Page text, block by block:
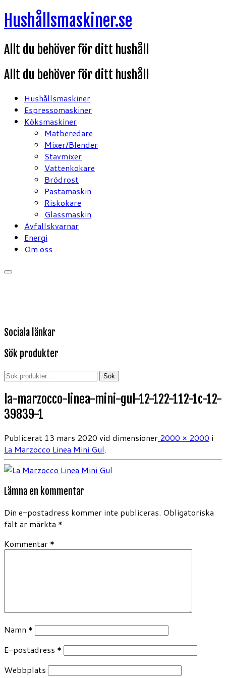
Hoppa
till
Hushållsmaskiner.se
Allt du behöver för ditt hushåll
Allt du behöver för ditt hushåll
Hushållsmaskiner
Espressomaskiner
Köksmaskiner
Matberedare
Mixer/Blender
Stavmixer
Vattenkokare
Brödrost
Pastamaskin
Riskokare
Glassmaskin
Avfallskvarnar
Energi
Om oss
Sociala länkar
Sök produkter
Sök
Sök
la-marzocco-linea-mini-gul-12-122-112-1c-12-
39839-1
Publicerat 13 mars 2020 vid dimensioner 2000 × 2000 i
La Marzocco Linea Mini Gul.
Lämna en kommentar
Din e-postadress kommer inte publiceras. Obligatoriska
fält är märkta *
Kommentar *
Namn *
E-postadress *
Webbplats